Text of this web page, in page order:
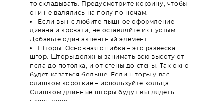
то складывать. Предусмотрите корзину, чтобы
они не валялись на полу по ночам.
Если вы не любите пышное оформление
дивана и кровати, не оставляйте их пустым.
Добавьте один акцентный элемент.
Шторы. Основная ошибка – это развеска
штор. Шторы должны занимать всю высоту от
пола до потолка, и от стены до стены. Так окно
будет казаться больше. Если шторы у вас
слишком короткие – используйте кольца.
Слишком длинные шторы будут выглядеть